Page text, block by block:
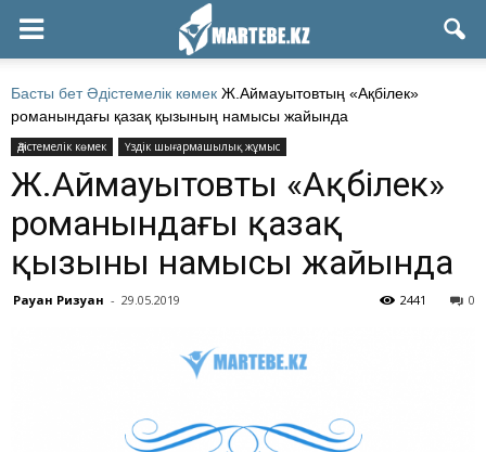
Басты бет Әдістемелік көмек Ж.Аймауытовтың «Ақбілек»
романындағы қазақ қызының намысы жайында
Әдістемелік көмек Үздік шығармашылық жұмыс
Ж.Аймауытовтың «Ақбілек»
романындағы қазақ
қызының намысы жайында
Рауан Ризуан - 29.05.2019 0
2441